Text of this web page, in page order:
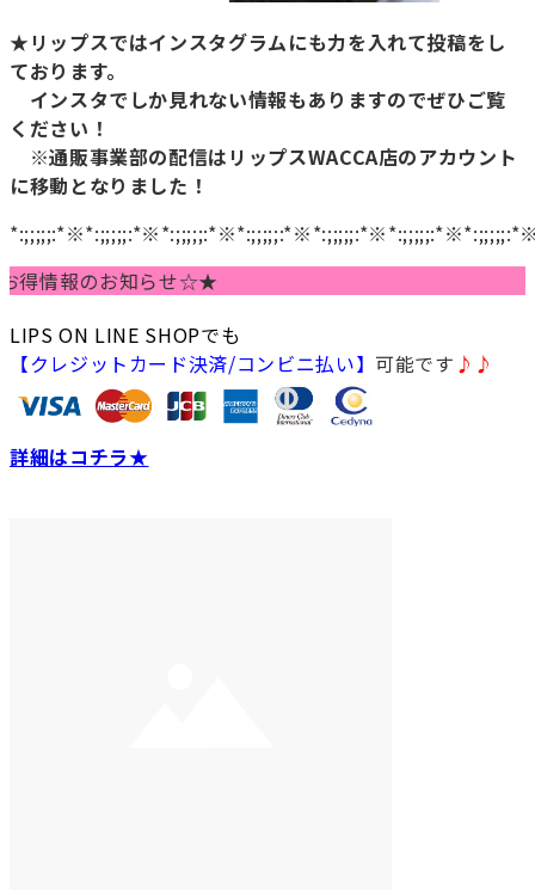
★リップスではインスタグラムにも力を入れて投稿をし
ております。
インスタでしか見れない情報もありますのでぜひご覧
ください！
※通販事業部の配信はリップスWACCA店のアカウント
に移動となりました！
報のお知らせ☆★
LIPS ON LINE SHOPでも
【クレジットカード決済/コンビニ払い】 可能です ♪♪
詳細はコチラ★